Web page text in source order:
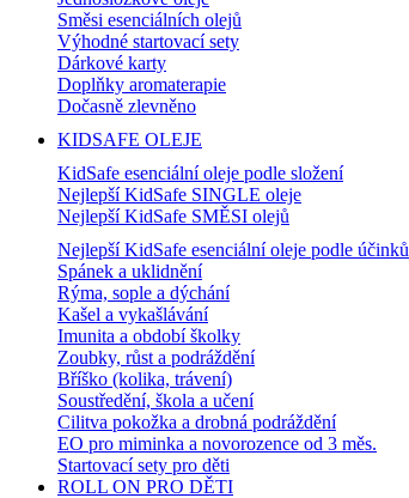
Směsi esenciálních olejů
Výhodné startovací sety
Dárkové karty
Doplňky aromaterapie
Dočasně zlevněno
KIDSAFE OLEJE
KidSafe esenciální oleje podle složení
Nejlepší KidSafe SINGLE oleje
Nejlepší KidSafe SMĚSI olejů
Nejlepší KidSafe esenciální oleje podle účinků
Spánek a uklidnění
Rýma, sople a dýchání
Kašel a vykašlávání
Imunita a období školky
Zoubky, růst a podráždění
Bříško (kolika, trávení)
Soustředění, škola a učení
Cilitva pokožka a drobná podráždění
EO pro miminka a novorozence od 3 měs.
Startovací sety pro děti
ROLL ON PRO DĚTI